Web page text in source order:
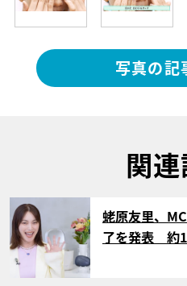
写真の記
関
サムネイル
蛯原友里、
了を発表 約